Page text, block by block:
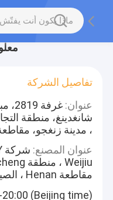
تفاصيل الشركة
عنوان:
شانغدينغ، منطقة
، مدينة زنغجو،
عنوان المصنع:
مقاطعة Henan ، الصين
20:00 (Beijing time)